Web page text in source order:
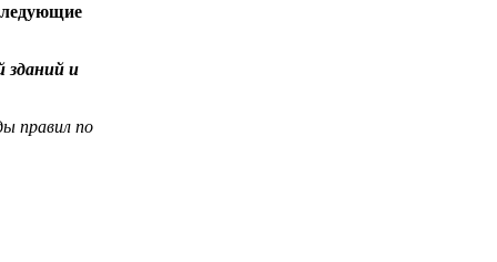
зданий и
правил по